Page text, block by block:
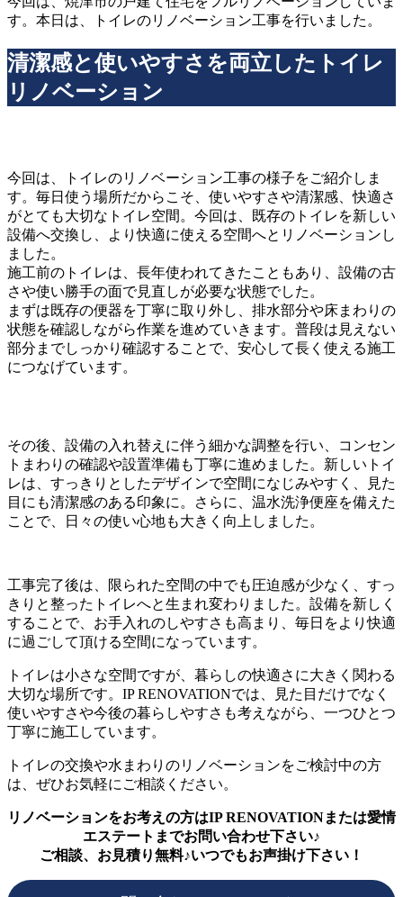
す。本日は、トイレのリノベーション工事を行いました。
清潔感と使いやすさを両立したトイレ
リノベーション
今回は、トイレのリノベーション工事の様子をご紹介しま
す。毎日使う場所だからこそ、使いやすさや清潔感、快適さ
がとても大切なトイレ空間。今回は、既存のトイレを新しい
設備へ交換し、より快適に使える空間へとリノベーションし
ました。
施工前のトイレは、長年使われてきたこともあり、設備の古
さや使い勝手の面で見直しが必要な状態でした。
まずは既存の便器を丁寧に取り外し、排水部分や床まわりの
状態を確認しながら作業を進めていきます。普段は見えない
部分までしっかり確認することで、安心して長く使える施工
につなげています。
その後、設備の入れ替えに伴う細かな調整を行い、コンセン
トまわりの確認や設置準備も丁寧に進めました。新しいトイ
レは、すっきりとしたデザインで空間になじみやすく、見た
目にも清潔感のある印象に。さらに、温水洗浄便座を備えた
ことで、日々の使い心地も大きく向上しました。
工事完了後は、限られた空間の中でも圧迫感が少なく、すっ
きりと整ったトイレへと生まれ変わりました。設備を新しく
することで、お手入れのしやすさも高まり、毎日をより快適
に過ごして頂ける空間になっています。
トイレは小さな空間ですが、暮らしの快適さに大きく関わる
大切な場所です。IP RENOVATIONでは、見た目だけでなく
使いやすさや今後の暮らしやすさも考えながら、一つひとつ
丁寧に施工しています。
トイレの交換や水まわりのリノベーションをご検討中の方
は、ぜひお気軽にご相談ください。
リノベーションをお考えの方はIP RENOVATIONまたは愛情
エステートまでお問い合わせ下さい♪
ご相談、お見積り無料♪いつでもお声掛け下さい！